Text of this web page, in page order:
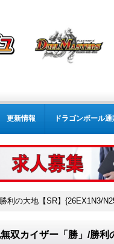
更新情報 ドラゴンボール通
利の大地【SR】{26EX1N3/
双カイザー「勝」/勝利